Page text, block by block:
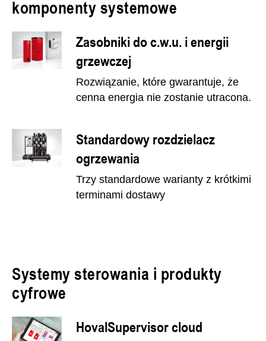
komponenty systemowe
Zasobniki do c.w.u. i energii
grzewczej
Rozwiązanie, które gwarantuje, że
cenna energia nie zostanie utracona.
Standardowy rozdzielacz
ogrzewania
Trzy standardowe warianty z krótkimi
terminami dostawy
Systemy sterowania i produkty
cyfrowe
HovalSupervisor cloud